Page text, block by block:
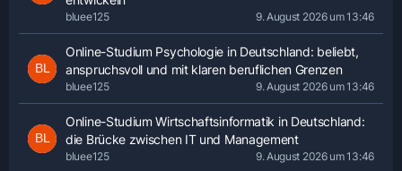
bluee125 9. August 2026 um 13:46
Online-Studium Psychologie in Deutschland: beliebt,
anspruchsvoll und mit klaren beruflichen Grenzen
bluee125 9. August 2026 um 13:46
Online-Studium Wirtschaftsinformatik in Deutschland:
die Brücke zwischen IT und Management
bluee125 9. August 2026 um 13:46